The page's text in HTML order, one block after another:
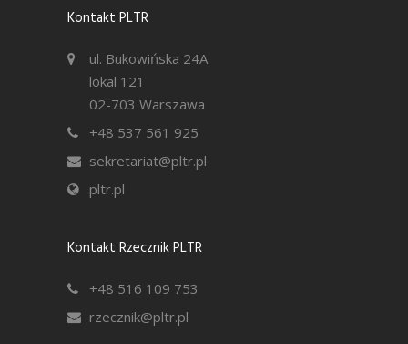
Kontakt PLTR
ul. Bukowińska 24A
lokal 121
02-703 Warszawa
+48 537 561 925
sekretariat@pltr.pl
pltr.pl
Kontakt Rzecznik PLTR
+48 516 109 753
rzecznik@pltr.pl